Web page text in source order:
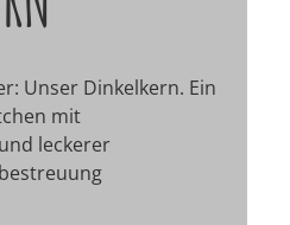
Unser Dinkelkern. Ein
mit
leckerer